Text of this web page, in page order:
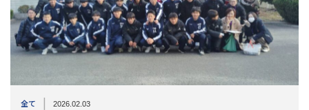
全て | 2026.02.03